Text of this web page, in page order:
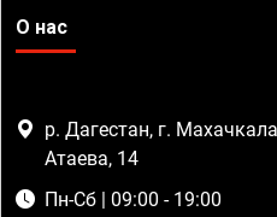
О нас
р. Дагестан, г.
Атаева, 14
Пн-Сб | 09:00 - 19:00